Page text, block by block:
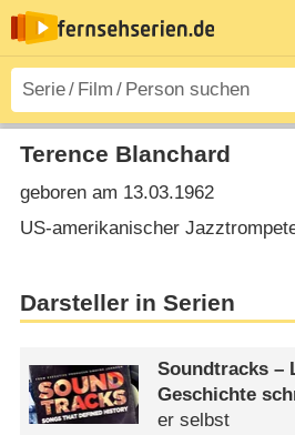
Terence Blanchard
geboren am 13.03.1962
US-amerikanischer
Darsteller in Serien
Soundtracks –
Geschichte
er selbst